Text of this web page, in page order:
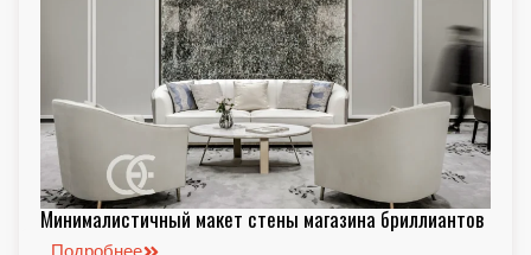
Минималистичный макет стены магазина бриллиантов